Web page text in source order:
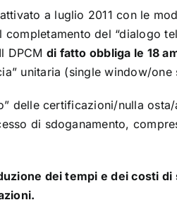
a luglio 2011 con le
completamento del “dialogo
DPCM di fatto obbliga le 18
unitaria (single window/
delle certificazioni/nulla
di sdoganamento,
dei tempi e dei costi